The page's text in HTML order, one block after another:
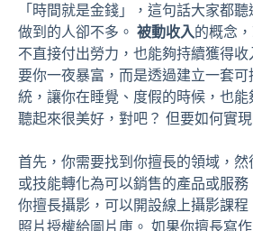
「時間就是金錢」，這句話大家都
做到的人卻不多。 被動收入的概念
不直接付出勞力，也能夠持續獲得收
要你一夜暴富，而是透過建立一套可
統，讓你在睡覺、度假的時候，也能
聽起來很美好，對吧？ 但要如何實現
首先，你需要找到你擅長的領域，然
或技能轉化為可以銷售的產品或服務
你擅長攝影，可以開設線上攝影課程
照片授權給圖片庫。 如果你擅長寫